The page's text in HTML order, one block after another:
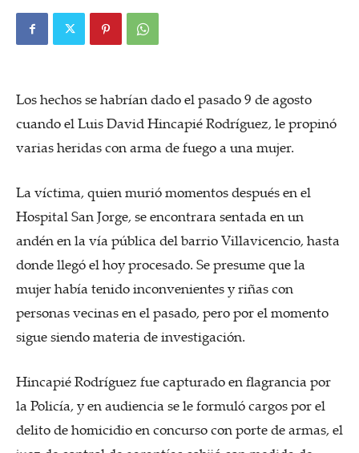
Los hechos se habrían dado el pasado 9 de agosto
cuando el Luis David Hincapié Rodríguez, le propinó
varias heridas con arma de fuego a una mujer.
La víctima, quien murió momentos después en el
Hospital San Jorge, se encontrara sentada en un
andén en la vía pública del barrio Villavicencio, hasta
donde llegó el hoy procesado. Se presume que la
mujer había tenido inconvenientes y riñas con
personas vecinas en el pasado, pero por el momento
sigue siendo materia de investigación.
Hincapié Rodríguez fue capturado en flagrancia por
la Policía, y en audiencia se le formuló cargos por el
delito de homicidio en concurso con porte de armas, el